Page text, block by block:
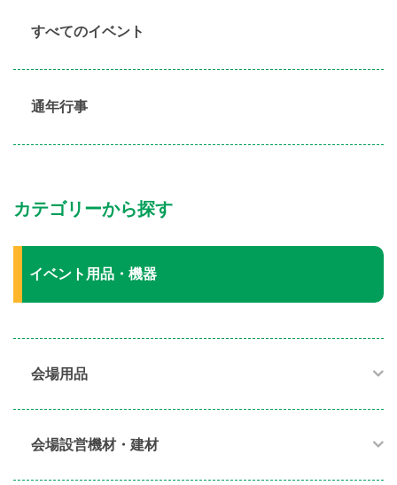
すべてのイベント
通年行事
カテゴリーから探す
イベント用品・機器
会場用品
会場設営機材・建材